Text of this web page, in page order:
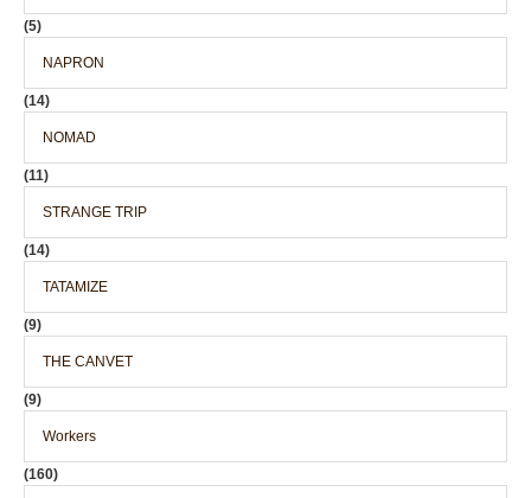
(5)
NAPRON
(14)
NOMAD
(11)
STRANGE TRIP
(14)
TATAMIZE
(9)
THE CANVET
(9)
Workers
(160)